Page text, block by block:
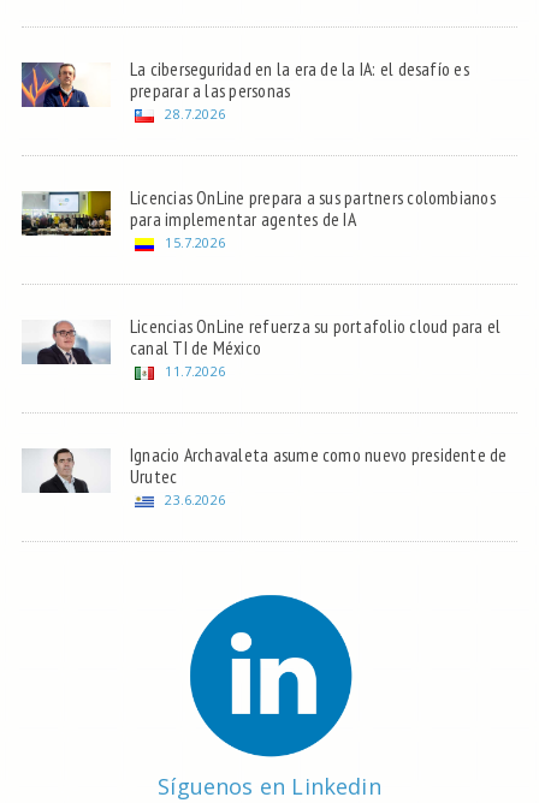
La ciberseguridad en la era de la IA: el desafío es
preparar a las personas
28.7.2026
Licencias OnLine prepara a sus partners colombianos
para implementar agentes de IA
15.7.2026
Licencias OnLine refuerza su portafolio cloud para el
canal TI de México
11.7.2026
Ignacio Archavaleta asume como nuevo presidente de
Urutec
23.6.2026
Síguenos en Linkedin